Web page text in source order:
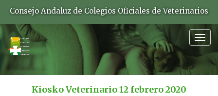
Consejo Andaluz de Colegios Oficiales de Veterinarios
Kiosko Veterinario 12 febrero 2020